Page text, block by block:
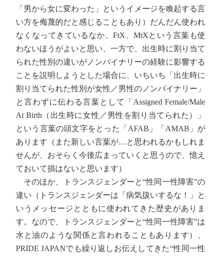
「男から女に変わった」というイメージを喚起する言
い方を侮蔑的だと感じることもあり）だんだん使われ
なくなってきているなか、FtX、MtXという言葉も使
わないほうがよいと思い、一方で、出生時に割り当て
られた性別の違いがノンバイナリーの経験に影響する
ことを説明しようとした場合に、いちいち「出生時に
割り当てられた性別が女性／男性のノンバイナリー」
と言わずに伝わる言葉として「Assigned Female/Male
At Birth（出生時に女性／男性を割り当てられた）」
という言葉の頭文字をとった「AFAB」「AMAB」が
あります（また新しい言葉が…と思われるかもしれま
せんが、おそらく今後広まっていくと思うので、憶え
ておいて損はないと思います）
そのほか、トランスジェンダーと“性同一性障害”の
違い（トランスジェンダーは「病気扱いするな！」と
いうメッセージとともに使われてきた歴史がありま
す。なので、トランスジェンダーと“性同一性障害”は
水と油のような関係と言われることもあります）、
PRIDE JAPANでも繰り返しお伝えしてきた“性同一性